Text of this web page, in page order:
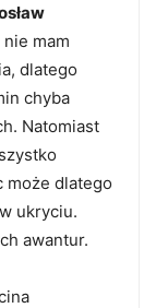
nie mam
dlatego
chyba
Natomiast
może dlatego
ukryciu.
awantur.